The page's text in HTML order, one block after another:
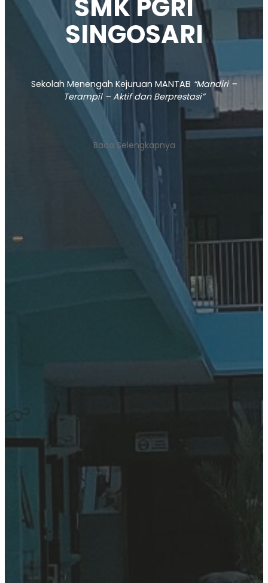
SMK PGRI
SINGOSARI
Sekolah Menengah Kejuruan MANTAB “Mandiri –
Terampil – Aktif dan Berprestasi”
Baca Selengkapnya